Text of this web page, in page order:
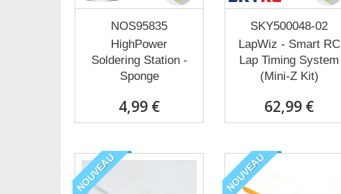
NOS95835
HighPower
Soldering Station -
Sponge
4,99 €
SKY500048-02
LapWiz - Smart RC
Lap Timing System
(Mini-Z Kit)
62,99 €
NOUVEAU NOUVEAU